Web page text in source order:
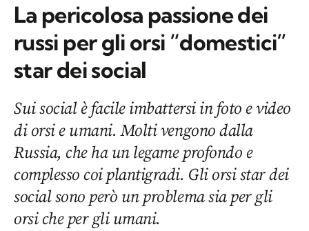
La pericolosa passione dei
russi per gli orsi “domestici”
star dei social
Sui social è facile imbattersi in foto e video
di orsi e umani. Molti vengono dalla
Russia, che ha un legame profondo e
complesso coi plantigradi. Gli orsi star dei
social sono però un problema sia per gli
orsi che per gli umani.